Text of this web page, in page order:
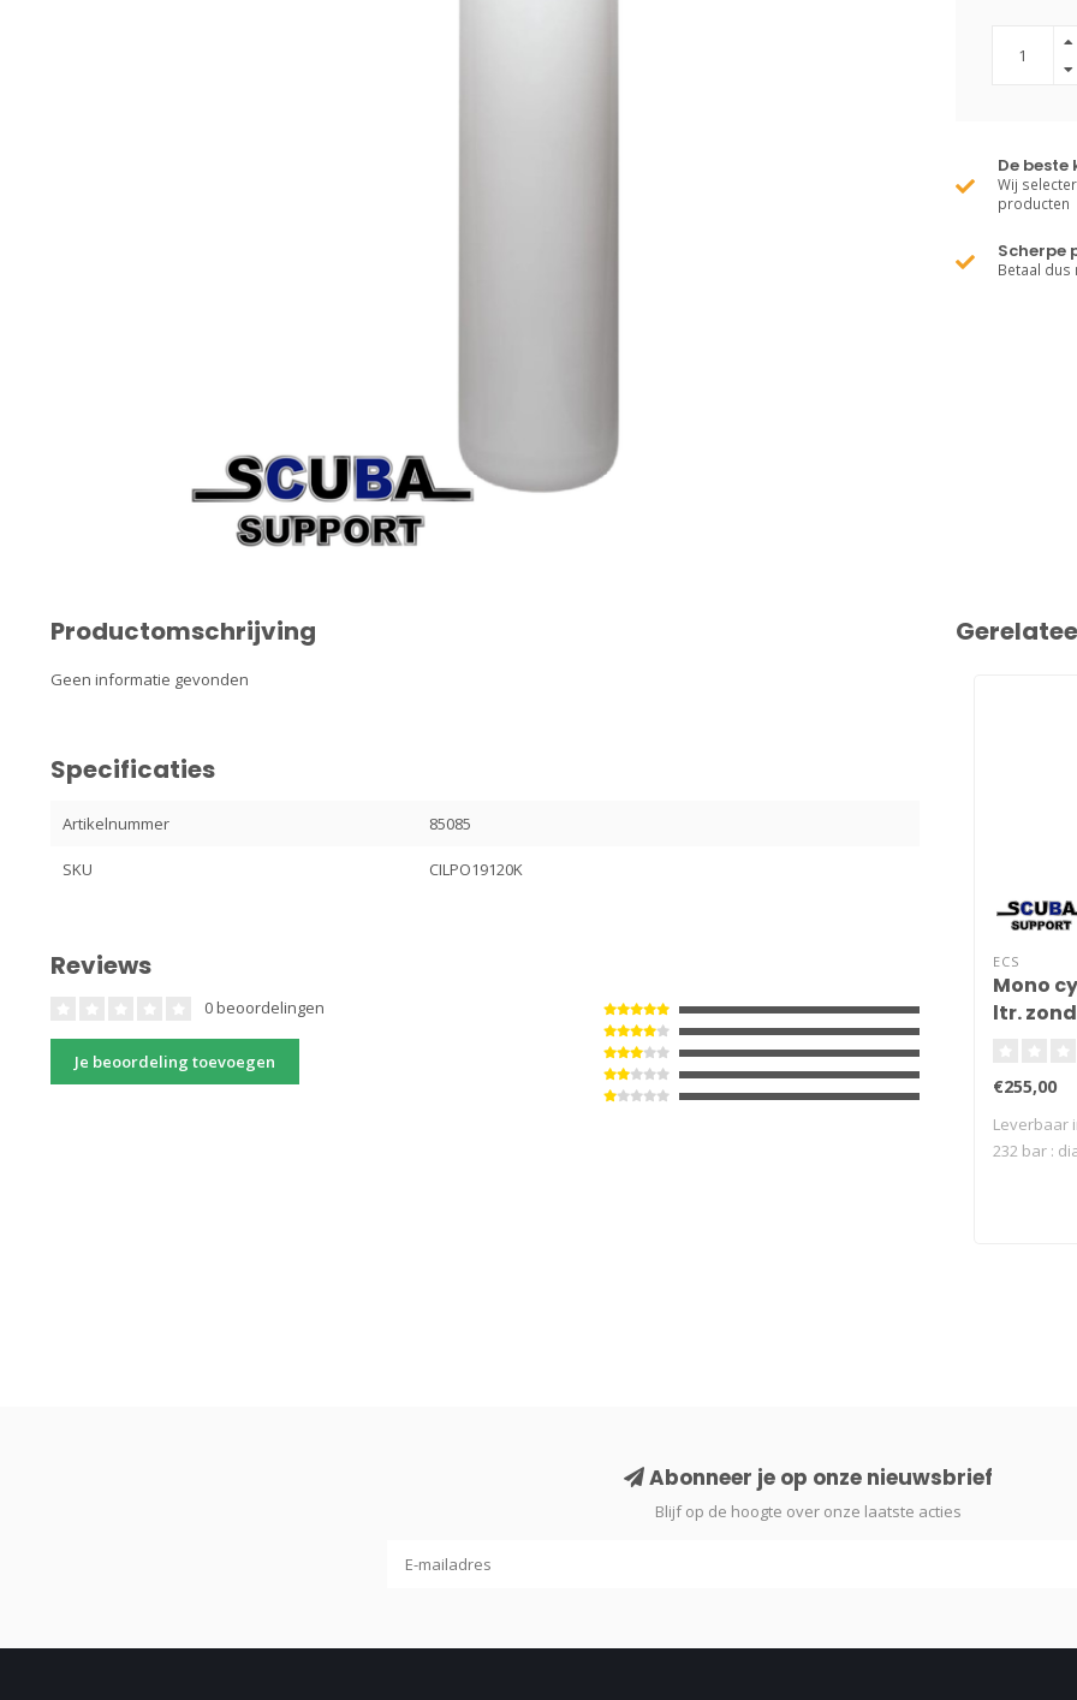
De beste
Wij
producten
Scherpe
Betaal dus
Productomschrijving
Geen informatie gevonden
Specificaties
Artikelnummer 85085
SKU CILPO19120K
Reviews
0 beoordelingen
Je beoordeling toevoegen
ECS
Mono
ltr.
€255,00
Leverbaar
232 bar :
Abonneer je op onze nieuwsbrief
Blijf op de hoogte over onze laatste acties